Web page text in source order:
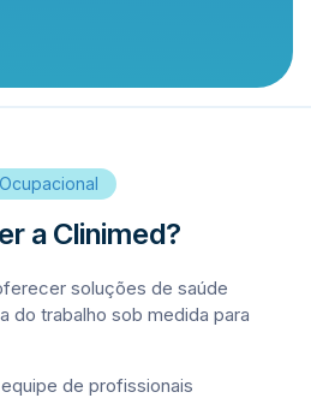
a Clinimed?
soluções de saúde
do trabalho sob medida para
de profissionais